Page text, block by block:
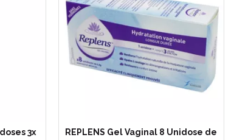
3x
REPLENS Gel Vaginal 8 Unidose de